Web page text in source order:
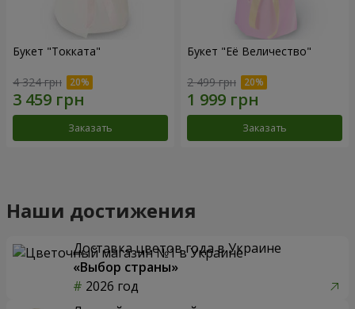
Букет "Токката"
4 324 грн
Заказать
Букет "Её Величество"
2 499 грн
Заказать
Наши достижения
Доставка цветов года в Украине
«Выбор страны»
2026 год